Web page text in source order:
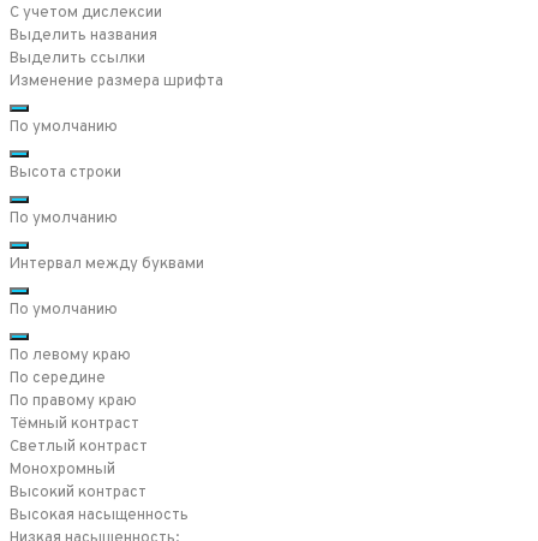
С учетом дислексии
Выделить названия
Выделить ссылки
Изменение размера шрифта
По умолчанию
Высота строки
По умолчанию
Интервал между буквами
По умолчанию
По левому краю
По середине
По правому краю
Тёмный контраст
Светлый контраст
Монохромный
Высокий контраст
Высокая насыщенность